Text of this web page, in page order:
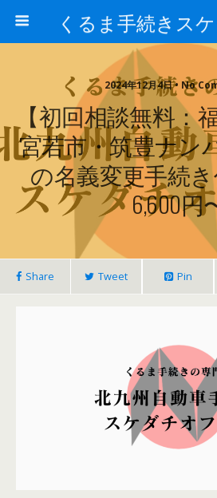
2024年12月4日 • No
【初回相談無料：
宮若市・筑豊ナン
の名義変更手続
6,600円
Share Tweet Pin